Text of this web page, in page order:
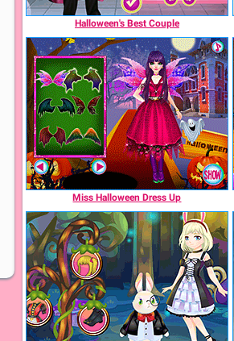
Halloween's Best Couple
Miss Halloween Dress Up